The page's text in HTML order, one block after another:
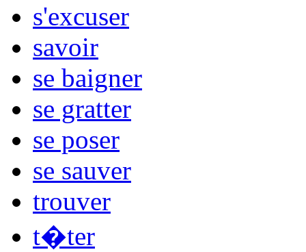
s'excuser
savoir
se baigner
se gratter
se poser
se sauver
trouver
t�ter